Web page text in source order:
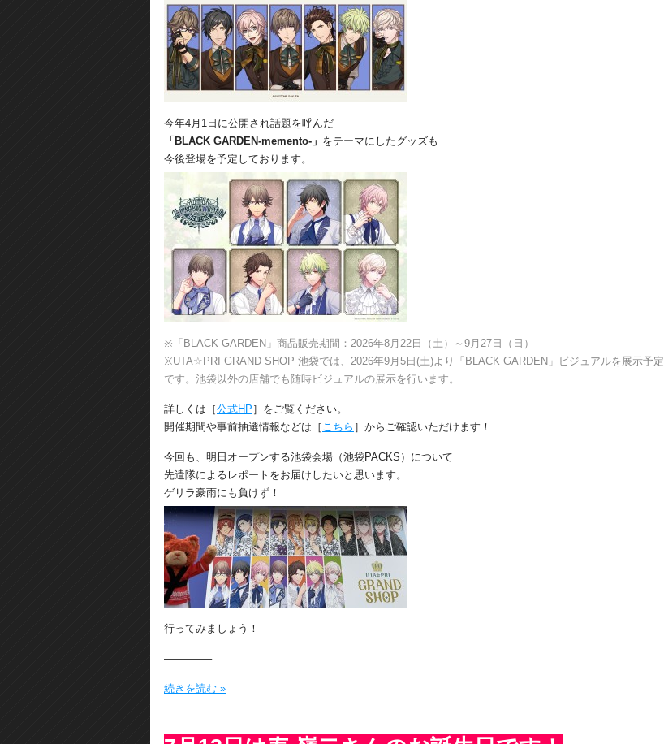
今年4月1日に公開され話題を呼んだ
「BLACK GARDEN-memento-」 をテーマにしたグッズも
今後登場を予定しております。
※「BLACK GARDEN」商品販売期間：2026年8月22日（土）～9月27日（日）
※UTA☆PRI GRAND SHOP 池袋では、2026年9月5日(土)より「BLACK GARDEN」ビジュアルを展示予定
です。池袋以外の店舗でも随時ビジュアルの展示を行います。
詳しくは［公式HP ］をご覧ください。
開催期間や事前抽選情報などは［ こちら ］からご確認いただけます！
今回も、明日オープンする池袋会場（池袋PACKS）について
先遣隊によるレポートをお届けしたいと思います。
ゲリラ豪雨にも負けず！
行ってみましょう！
————–
続きを読む »